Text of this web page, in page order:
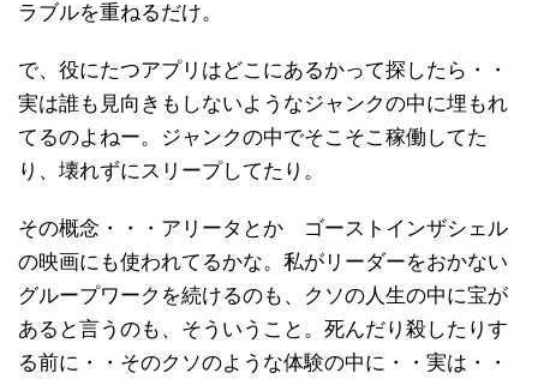
ラブルを重ねるだけ。
で、役にたつアプリはどこにあるかって探したら・・
実は誰も見向きもしないようなジャンクの中に埋もれ
てるのよねー。ジャンクの中でそこそこ稼働してた
り、壊れずにスリープしてたり。
その概念・・・アリータとか ゴーストインザシェル
の映画にも使われてるかな。私がリーダーをおかない
グループワークを続けるのも、クソの人生の中に宝が
あると言うのも、そういうこと。死んだり殺したりす
る前に・・そのクソのような体験の中に・・実は・・